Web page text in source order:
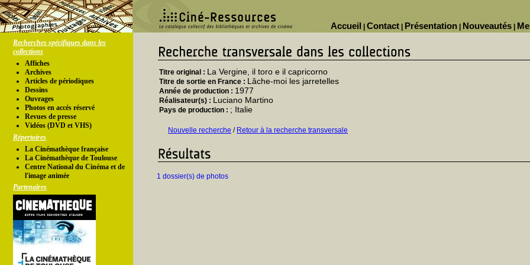
Nouveautés
Présentation
Contact
Accueil
Recherches spécifiques dans les
collections
Affiches
Archives
Articles de périodiques
Dessins
Ouvrages
Photos en accés réservé
Revues de presse
Vidéos (DVD et VHS)
Répertoires
La Cinémathèque française
La Cinémathèque de Toulouse
Centre National du Cinéma et de
l'image animée
Partenaires
Titre original : La Vergine, il toro e il capricorno
Titre de sortie en France : Lâche-moi les jarretelles
Année de production : 1977
Réalisateur(s) : Luciano Martino
Pays de production : ; Italie
Nouvelle recherche / Retour à la recherche transversale
1 dossier(s) de photos